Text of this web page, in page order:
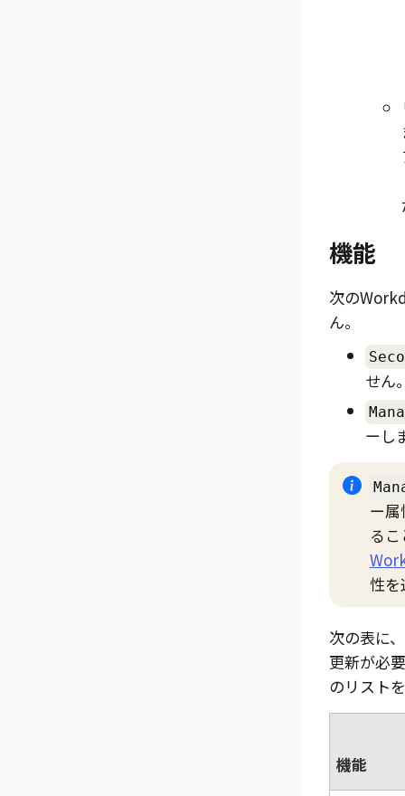
機能
次の
ん。
せん
ーし
ー
る
性を
次の表に
更新が必
のリスト
機能